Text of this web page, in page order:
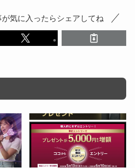
気に入ったらシェアしてね